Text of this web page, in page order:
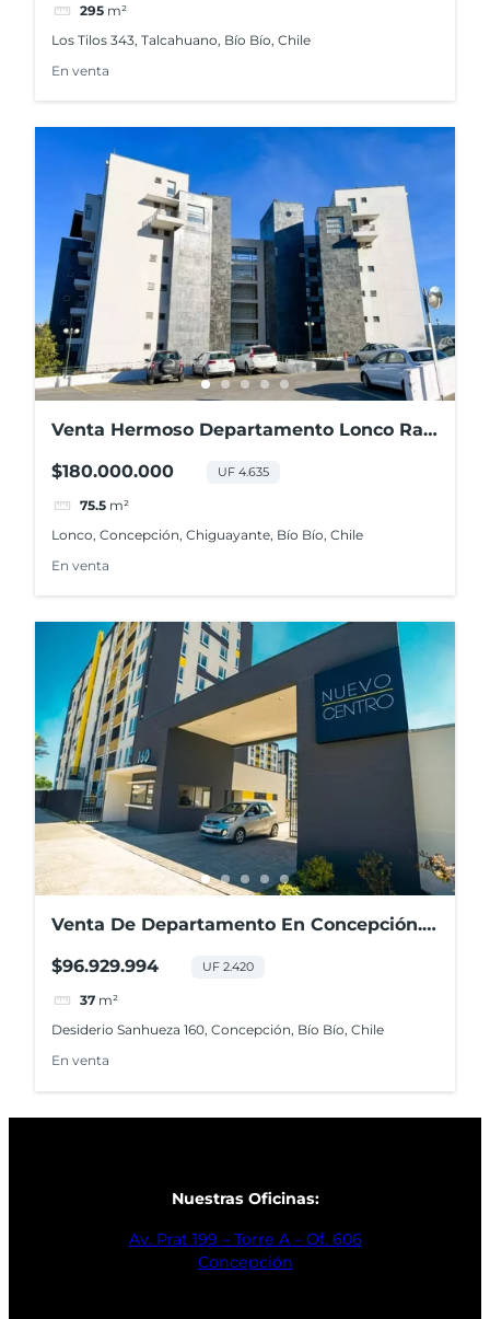
295 m²
Los Tilos 343, Talcahuano, Bío Bío, Chile
En venta
Venta Hermoso Departamento Lonco Ray
$180.000.000 UF 4.635
75.5 m²
Lonco, Concepción, Chiguayante, Bío Bío, Chile
En venta
Venta De Departamento En Concepción.
$96.929.994 UF 2.420
37 m²
Desiderio Sanhueza 160, Concepción, Bío Bío, Chile
En venta
Nuestras Oficinas:
Av. Prat 199 – Torre A – Of. 606
Concepción